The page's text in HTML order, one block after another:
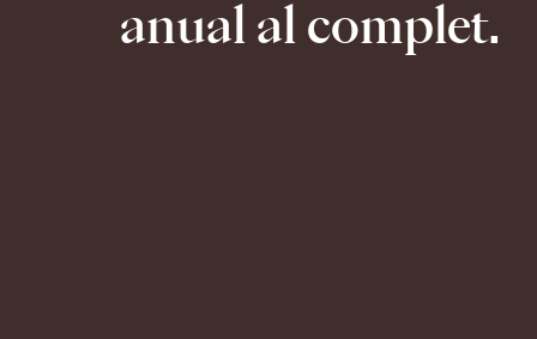
anual al complet.